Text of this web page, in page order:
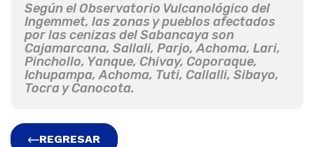
Según el Observatorio Vulcanológico del
Ingemmet, las zonas y pueblos afectados
por las cenizas del Sabancaya son
Cajamarcana, Sallali, Parjo, Achoma, Lari,
Pinchollo, Yanque, Chivay, Coporaque,
Ichupampa, Achoma, Tuti, Callalli, Sibayo,
Tocra y Canocota.
REGRESAR